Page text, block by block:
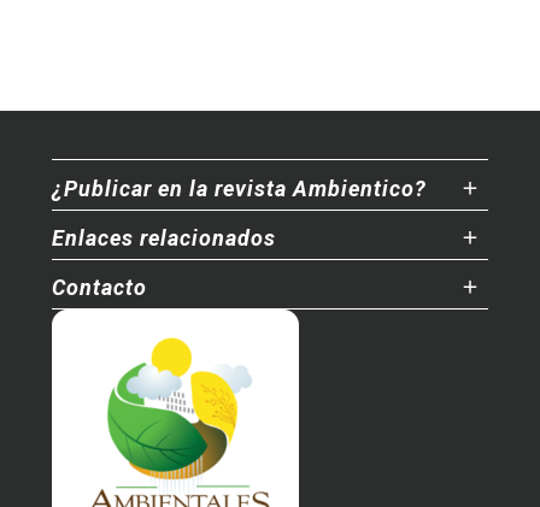
¿Publicar en la revista Ambientico?
Enlaces relacionados
Contacto